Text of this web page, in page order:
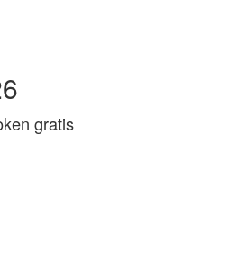
gratis